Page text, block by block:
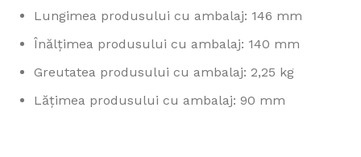
Lungimea produsului cu ambalaj: 146 mm
Înălțimea produsului cu ambalaj: 140 mm
Greutatea produsului cu ambalaj: 2,25 kg
Lățimea produsului cu ambalaj: 90 mm